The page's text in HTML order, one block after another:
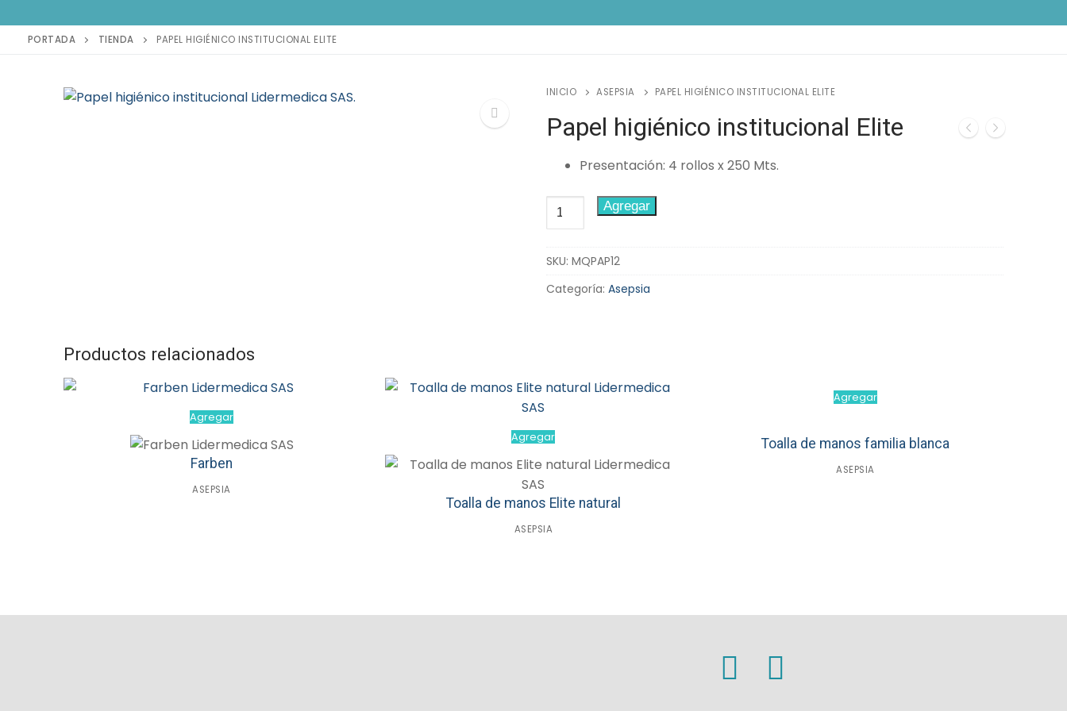
PORTADA TIENDA PAPEL HIGIÉNICO INSTITUCIONAL ELITE
INICIO ASEPSIA PAPEL HIGIÉNICO INSTITUCIONAL ELITE
Papel higiénico institucional Elite
Presentación: 4 rollos x 250 Mts.
Papel
higiénico
Elite
cantidad
Agregar
SKU: MQPAP12
Categoría: Asepsia
Productos relacionados
Agregar
Farben
ASEPSIA
Agregar
Toalla de manos Elite natural
ASEPSIA
Agregar
Toalla de manos familia blanca
ASEPSIA